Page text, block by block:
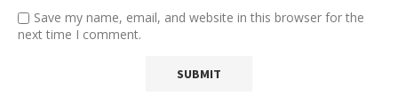
Save my name, email, and website in this browser for the
next time I comment.